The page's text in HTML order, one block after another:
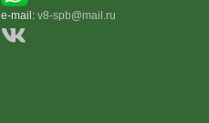
e-mail: v8-spb@mail.ru